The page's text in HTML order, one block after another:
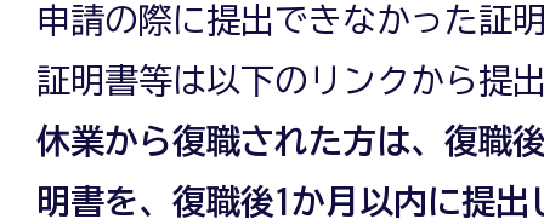
申請の際に提出できなかった証
証明書等は以下のリンクから提
休業から復職された方は、復職
明書を、復職後1か月以内に提出